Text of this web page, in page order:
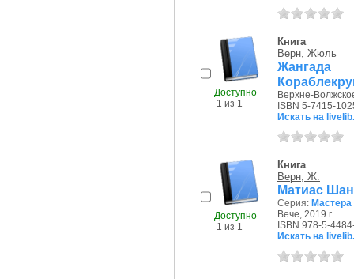
Доступно
1 из 1
Книга
Верн, Жюль
Верхне-
ISBN 5-7415-
Искать на
Доступно
1 из 1
Книга
Верн, Ж.
Матиас
Серия:
Вече, 2019 г.
ISBN 978-5-
Искать на